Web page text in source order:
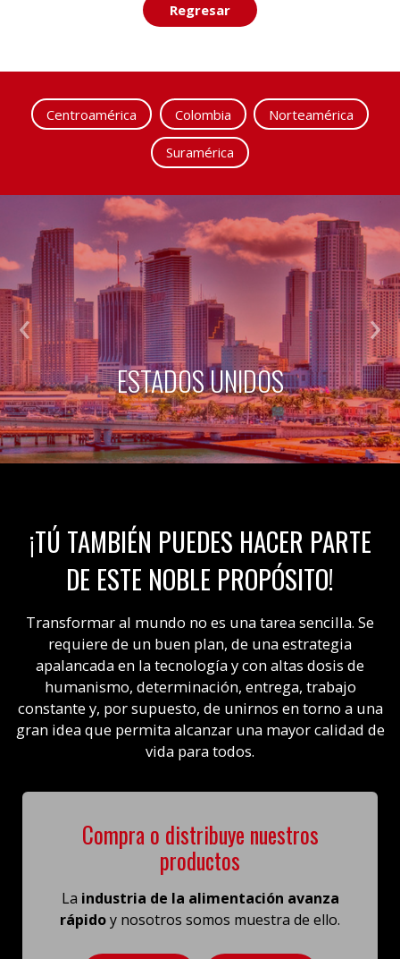
Regresar
Centroamérica Colombia Norteamérica
Suramérica
ESTADOS UNIDOS
¡TÚ TAMBIÉN PUEDES HACER PARTE
DE ESTE NOBLE PROPÓSITO!
Transformar al mundo no es una tarea sencilla. Se
requiere de un buen plan, de una estrategia
apalancada en la tecnología y con altas dosis de
humanismo, determinación, entrega, trabajo
constante y, por supuesto, de unirnos en torno a una
gran idea que permita alcanzar una mayor calidad de
vida para todos.
Compra o distribuye nuestros
productos
La industria de la alimentación avanza
rápidoy nosotros somos muestra de ello.